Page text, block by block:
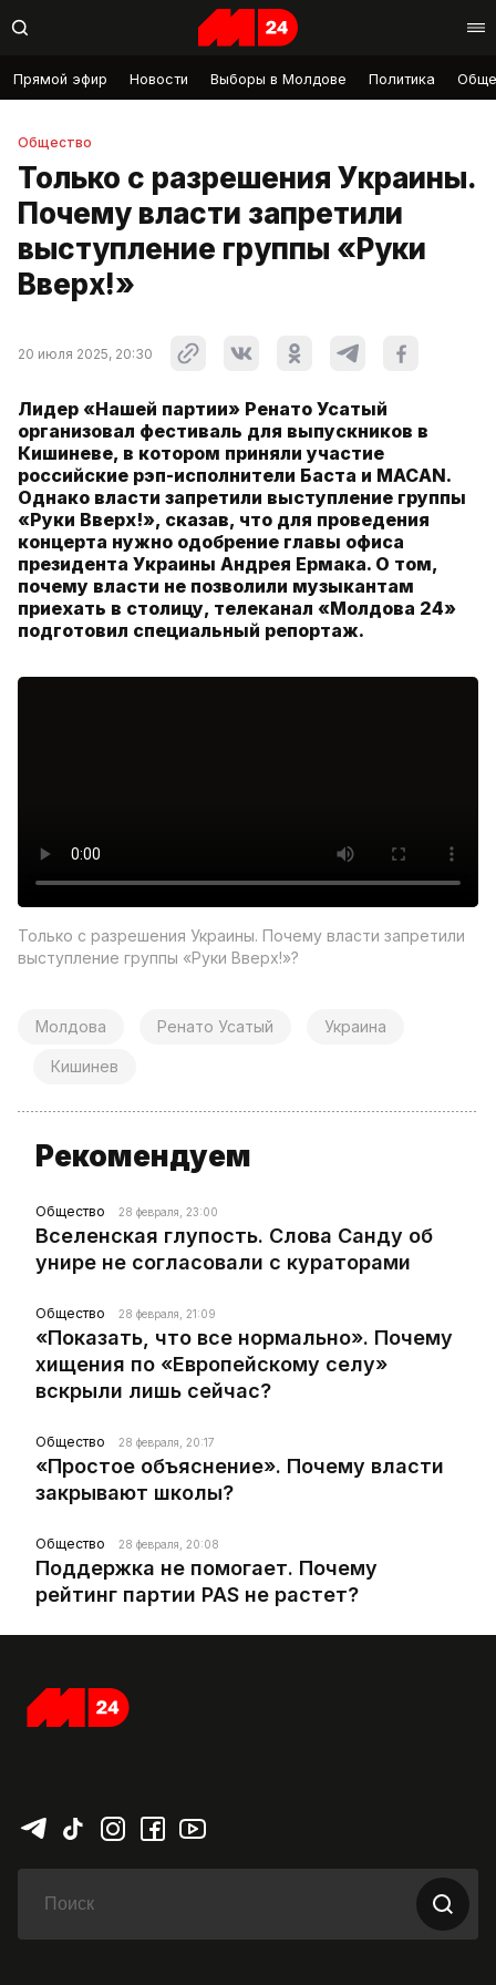
Прямой эфир Новости Выборы в Молдове Политика
Общество
Только с разрешения Украины.
Почему власти запретили
выступление группы «Руки
Вверх!»
20 июля 2025, 20:30
Лидер «Нашей партии» Ренато Усатый
организовал фестиваль для выпускников в
Кишиневе, в котором приняли участие
российские рэп-исполнители Баста и MACAN.
Однако власти запретили выступление группы
«Руки Вверх!», сказав, что для проведения
концерта нужно одобрение главы офиса
президента Украины Андрея Ермака. О том,
почему власти не позволили музыкантам
приехать в столицу, телеканал «Молдова 24»
подготовил специальный репортаж.
Только с разрешения Украины. Почему власти запретили
выступление группы «Руки Вверх!»?
Молдова Ренато Усатый Украина
Кишинев
Рекомендуем
Общество 28 февраля, 23:00
Вселенская глупость. Слова Санду об
унире не согласовали с кураторами
Общество 28 февраля, 21:09
«Показать, что все нормально». Почему
хищения по «Европейскому селу»
вскрыли лишь сейчас?
Общество 28 февраля, 20:17
«Простое объяснение». Почему власти
закрывают школы?
Общество 28 февраля, 20:08
Поддержка не помогает. Почему
рейтинг партии PAS не растет?